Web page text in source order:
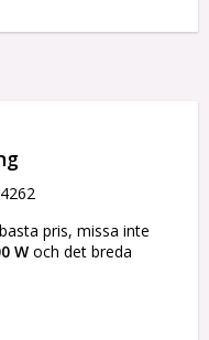
W och det breda